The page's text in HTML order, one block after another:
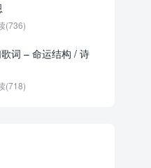
(736)
词 – 命运结构 / 诗
(718)